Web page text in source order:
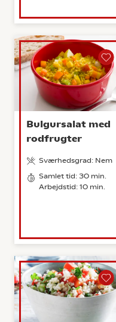
Bulgursalat med
rodfrugter
Sværhedsgrad: Nem
Samlet tid: 30 min.
Arbejdstid: 10 min.